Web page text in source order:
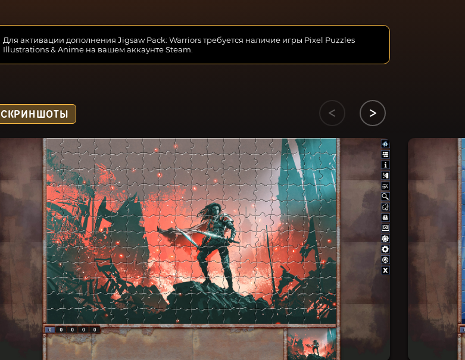
Для активации дополнения Jigsaw Pack: Warriors требуется наличие игры Pixel Puzzles
Illustrations & Anime на вашем аккаунте Steam.
СКРИНШОТЫ